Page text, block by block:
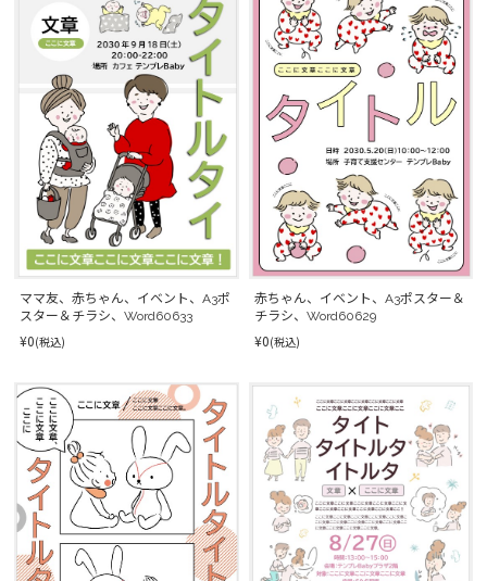
ママ友、赤ちゃん、イベント、A3ポ
スター＆チラシ、Word60633
¥0(税込)
赤ちゃん、イベント、A3ポスター＆
チラシ、Word60629
¥0(税込)